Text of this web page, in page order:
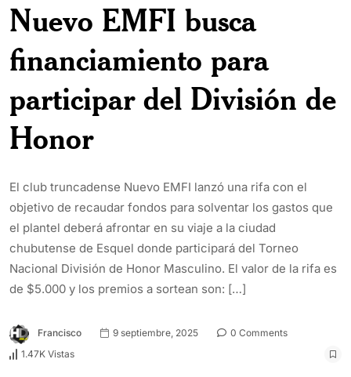
Nuevo EMFI busca
financiamiento para
participar del División de
Honor
El club truncadense Nuevo EMFI lanzó una rifa con el
objetivo de recaudar fondos para solventar los gastos que
el plantel deberá afrontar en su viaje a la ciudad
chubutense de Esquel donde participará del Torneo
Nacional División de Honor Masculino. El valor de la rifa es
de $5.000 y los premios a sortean son: […]
Francisco 9 septiembre, 2025
0 Comments
1.47K Vistas